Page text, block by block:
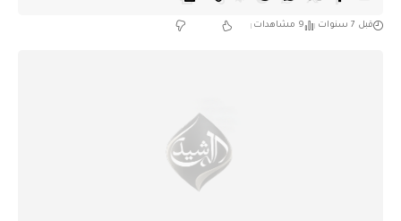
قبل 7 سنوات 9 مشاهدات